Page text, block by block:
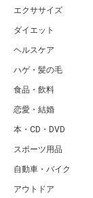
エクササイズ
ダイエット
ヘルスケア
ハゲ・髪の毛
食品・飲料
恋愛・結婚
本・CD・DVD
スポーツ用品
自動車・バイク
アウトドア